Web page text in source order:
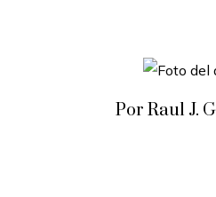
Por Raul J.